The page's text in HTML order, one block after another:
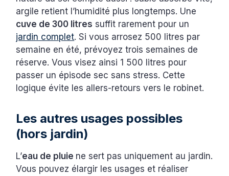
argile retient l’humidité plus longtemps. Une
cuve de 300 litres suffit rarement pour un
jardin complet. Si vous arrosez 500 litres par
semaine en été, prévoyez trois semaines de
réserve. Vous visez ainsi 1 500 litres pour
passer un épisode sec sans stress. Cette
logique évite les allers-retours vers le robinet.
Les autres usages possibles
(hors jardin)
L’eau de pluie ne sert pas uniquement au jardin.
Vous pouvez élargir les usages et réaliser